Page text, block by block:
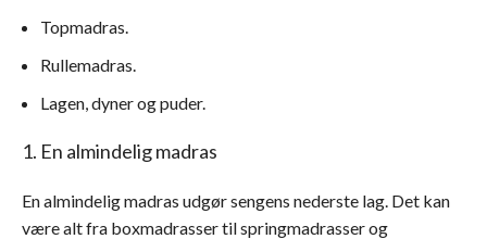
Topmadras.
Rullemadras.
Lagen, dyner og puder.
1. En almindelig madras
En almindelig madras udgør sengens nederste lag. Det kan
være alt fra boxmadrasser til springmadrasser og